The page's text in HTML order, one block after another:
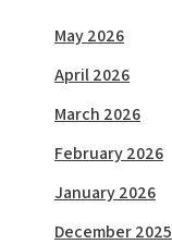
May 2026
April 2026
March 2026
February 2026
January 2026
December 2025